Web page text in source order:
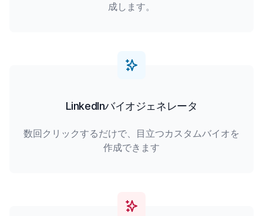
成します。
LinkedInバイオジェネレータ
数回クリックするだけで、目立つカスタムバイオを
作成できます